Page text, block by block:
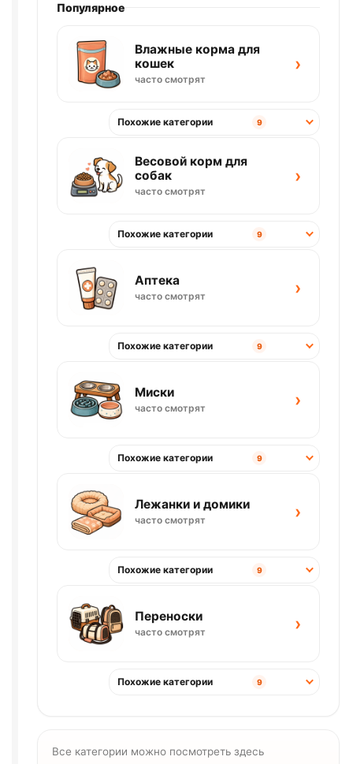
Популярное
Влажные корма для
кошек
часто смотрят
›
Похожие категории 9
Весовой корм для
собак
часто смотрят
›
Похожие категории 9
Аптека
часто смотрят ›
Похожие категории 9
Миски
часто смотрят ›
Похожие категории 9
Лежанки и домики
часто смотрят ›
Похожие категории 9
Переноски
часто смотрят ›
Похожие категории 9
Все категории можно посмотреть здесь